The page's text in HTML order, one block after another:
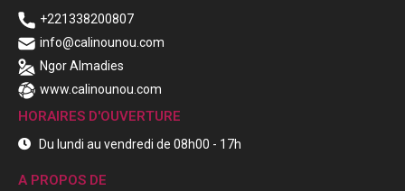
+221338200807
info@calinounou.com
Ngor Almadies
www.calinounou.com
HORAIRES D'OUVERTURE
Du lundi au vendredi de 08h00 - 17h
A PROPOS DE